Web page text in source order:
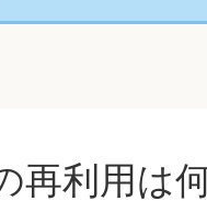
再利用は